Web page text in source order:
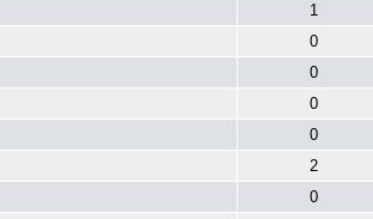
1
0
0
0
0
2
0